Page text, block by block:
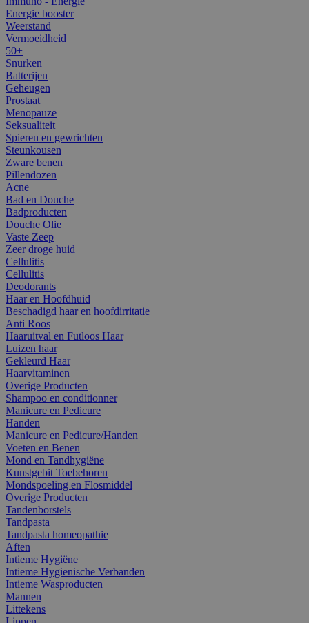
Energie booster
Weerstand
Vermoeidheid
50+
Snurken
Batterijen
Geheugen
Prostaat
Menopauze
Seksualiteit
Spieren en gewrichten
Steunkousen
Zware benen
Pillendozen
Acne
Bad en Douche
Badproducten
Douche Olie
Vaste Zeep
Zeer droge huid
Cellulitis
Cellulitis
Deodorants
Haar en Hoofdhuid
Beschadigd haar en hoofdirritatie
Anti Roos
Haaruitval en Futloos Haar
Luizen haar
Gekleurd Haar
Haarvitaminen
Overige Producten
Shampoo en conditionner
Manicure en Pedicure
Handen
Manicure en Pedicure/Handen
Voeten en Benen
Mond en Tandhygiëne
Kunstgebit Toebehoren
Mondspoeling en Flosmiddel
Overige Producten
Tandenborstels
Tandpasta
Tandpasta homeopathie
Aften
Intieme Hygiëne
Intieme Hygienische Verbanden
Intieme Wasproducten
Mannen
Littekens